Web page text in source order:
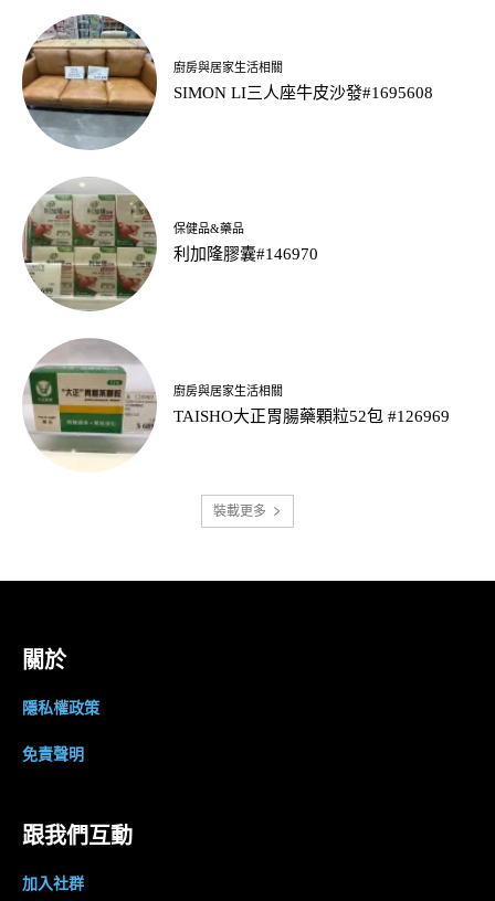
廚房與居家生活相關
SIMON LI三人座牛皮沙發#1695608
保健品&藥品
利加隆膠囊#146970
廚房與居家生活相關
TAISHO大正胃腸藥顆粒52包 #126969
裝載更多
關於
隱私權政策
免責聲明
跟我們互動
加入社群